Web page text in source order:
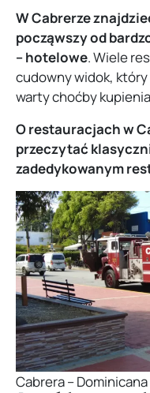
W Cabrerze
począwszy od
– hotelowe. Wiele
cudowny widok,
warty choćby
O restauracjach w
przeczytać
zadedykowanym
Cabrera –